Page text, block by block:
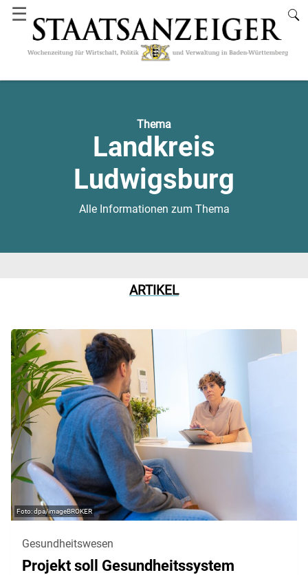
☰
Thema
Landkreis
Ludwigsburg
Alle Informationen zum Thema
ARTIKEL
dpa/imageBROKER
Gesundheitswesen
Projekt soll Gesundheitssystem